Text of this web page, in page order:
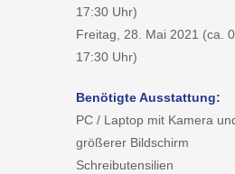
17:30 Uhr)
Freitag, 28. Mai 2021 (ca.
17:30 Uhr)
Benötigte Ausstattung:
PC / Laptop mit Kamera
größerer Bildschirm
Schreibutensilien